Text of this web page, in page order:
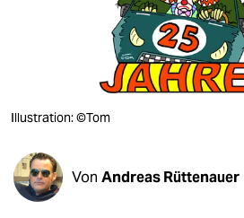
shop
fragen & hilfe
Illustration: ©Tom
Von Andreas Rüttenauer